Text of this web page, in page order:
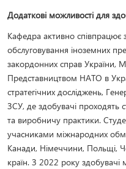
Додаткові можливості для
Кафедра активно співпрацює
обслуговування іноземних
закордонних справ України,
Представництвом НАТО в
стратегічних досліджень,
ЗСУ, де здобувачі проходять
та виробничу практики.
учасниками міжнародних
Канади, Німеччини, Польщі,
країн. З 2022 року